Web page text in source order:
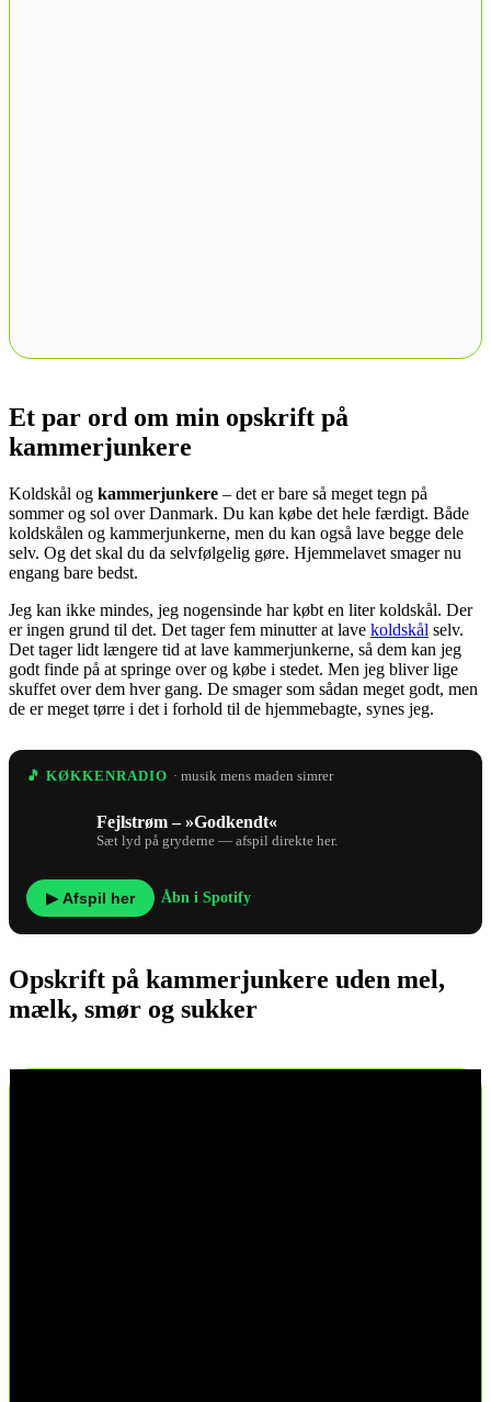
Et par ord om min opskrift på
kammerjunkere
Koldskål og kammerjunkere – det er bare så meget tegn på
sommer og sol over Danmark. Du kan købe det hele færdigt. Både
koldskålen og kammerjunkerne, men du kan også lave begge dele
selv. Og det skal du da selvfølgelig gøre. Hjemmelavet smager nu
engang bare bedst.
Jeg kan ikke mindes, jeg nogensinde har købt en liter koldskål. Der
er ingen grund til det. Det tager fem minutter at lave koldskål selv.
Det tager lidt længere tid at lave kammerjunkerne, så dem kan jeg
godt finde på at springe over og købe i stedet. Men jeg bliver lige
skuffet over dem hver gang. De smager som sådan meget godt, men
de er meget tørre i det i forhold til de hjemmebagte, synes jeg.
🎵 KØKKENRADIO · musik mens maden simrer
Fejlstrøm – »Godkendt«
Sæt lyd på gryderne — afspil direkte her.
▶ Afspil her Åbn i Spotify
Opskrift på kammerjunkere uden mel,
mælk, smør og sukker